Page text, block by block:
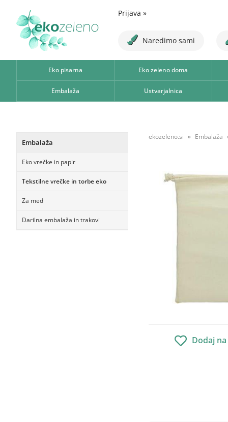
Prijava »
Naredimo sami
Eko pisarna Eko zeleno doma
Embalaža Ustvarjalnica
Embalaža
Eko vrečke in papir
Tekstilne vrečke in torbe eko
Za med
Darilna embalaža in trakovi
ekozeleno.si Embalaža
Dodaj